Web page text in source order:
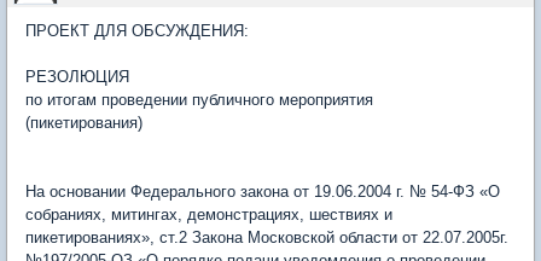
ПРОЕКТ ДЛЯ ОБСУЖДЕНИЯ:
РЕЗОЛЮЦИЯ
по итогам проведении публичного мероприятия
(пикетирования)
На основании Федерального закона от 19.06.2004 г. № 54-ФЗ «О
собраниях, митингах, демонстрациях, шествиях и
пикетированиях», ст.2 Закона Московской области от 22.07.2005г.